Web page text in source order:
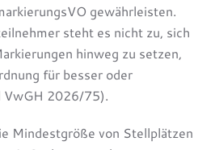
gewährleisten.
steht es nicht zu, sich
hinweg zu setzen,
für besser oder
VwGH 2026/75).
Mindestgröße von Stellplätzen